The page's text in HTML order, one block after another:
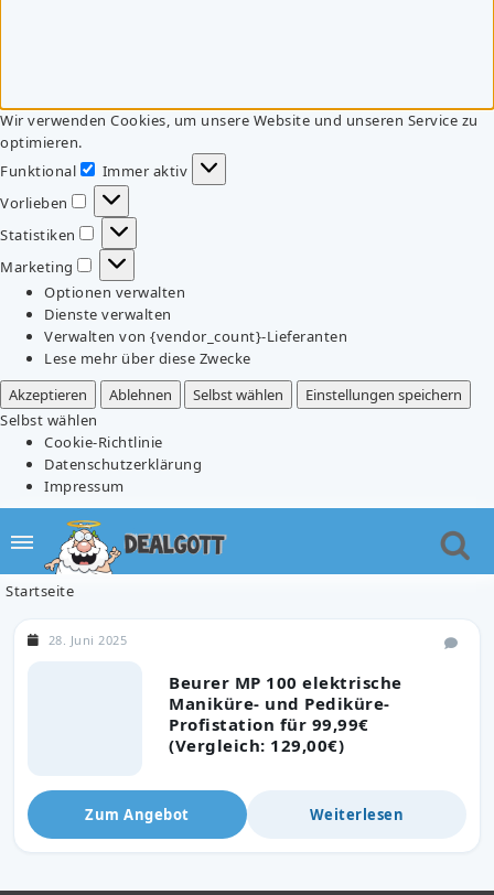
Wir verwenden Cookies, um unsere Website und unseren Service zu
optimieren.
Funktional
Funktional
Immer aktiv
Vorlieben
Vorlieben
Statistiken
Statistiken
Marketing
Marketing
Optionen verwalten
Dienste verwalten
Verwalten von {vendor_count}-Lieferanten
Lese mehr über diese Zwecke
Akzeptieren
Ablehnen Selbst wählen
Einstellungen speichern
Selbst wählen
Cookie-Richtlinie
Datenschutzerklärung
Impressum
Startseite
Beurer MP 100 elektrische
Maniküre- und Pediküre-
Profistation für 99,99€
(Vergleich: 129,00€)
28. Juni 2025
Zum Angebot Weiterlesen